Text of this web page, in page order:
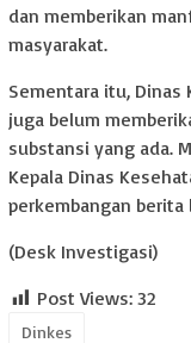
dan memberikan
masyarakat.
Sementara itu, Dinas
juga belum
substansi yang ada.
Kepala Dinas
perkembangan
(Desk Investigasi)
Post Views: 32
Dinkes